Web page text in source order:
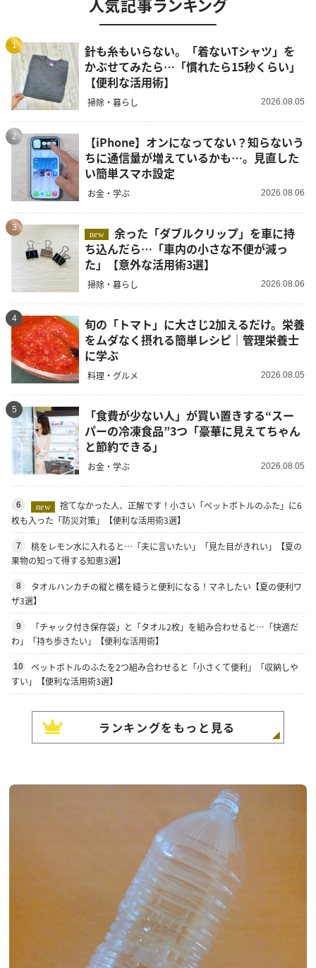
人気記事ランキング
1
針も糸もいらない。「着ないTシャツ」を
かぶせてみたら…「慣れたら15秒くらい」
【便利な活用術】
掃除・暮らし 2026.08.05
2
【iPhone】オンになってない？知らないう
ちに通信量が増えているかも…。見直した
い簡単スマホ設定
お金・学ぶ 2026.08.06
3
new
余った「ダブルクリップ」を車に持
ち込んだら…「車内の小さな不便が減っ
た」【意外な活用術3選】
掃除・暮らし 2026.08.06
4
旬の「トマト」に大さじ2加えるだけ。栄養
をムダなく摂れる簡単レシピ｜管理栄養士
に学ぶ
料理・グルメ 2026.08.05
5
「食費が少ない人」が買い置きする“スー
パーの冷凍食品”3つ「豪華に見えてちゃん
と節約できる」
お金・学ぶ 2026.08.05
6 new
捨てなかった人、正解です！小さい「ペットボトルのふた」に6
枚も入った「防災対策」【便利な活用術3選】
7
桃をレモン水に入れると…「夫に言いたい」「見た目がきれい」【夏の
果物の知って得する知恵3選】
8
タオルハンカチの縦と横を縫うと便利になる！マネしたい【夏の便利ワ
ザ3選】
9
「チャック付き保存袋」と「タオル2枚」を組み合わせると…「快適だ
わ」「持ち歩きたい」【便利な活用術】
10
ペットボトルのふたを2つ組み合わせると「小さくて便利」「収納しや
すい」【便利な活用術3選】
ランキングをもっと見る